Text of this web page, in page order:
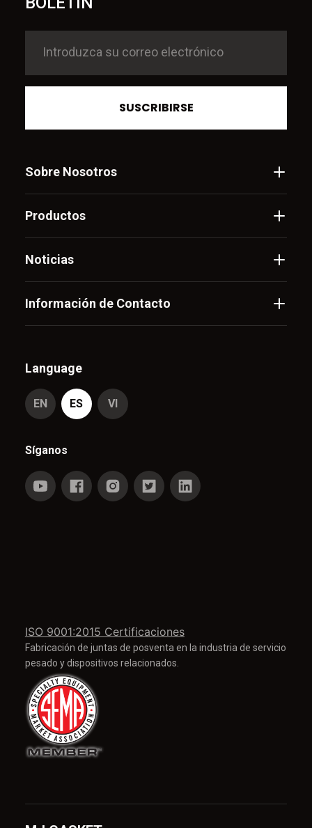
SUSCRIBIRSE
Sobre Nosotros
Productos
Noticias
Información de Contacto
ISO 9001:2015 Certificaciones
Fabricación de juntas de posventa en la industria de servicio
pesado y dispositivos relacionados.
Language
EN ES VI
Síganos